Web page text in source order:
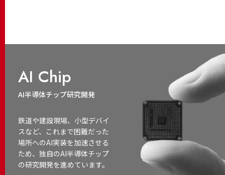
AI Chip
AI半導体チップ研究開発
鉄道や建設現場、小型デバイ
スなど、これまで困難だった
場所へのAI実装を加速させる
ため、独自のAI半導体チップ
の研究開発を進めています。